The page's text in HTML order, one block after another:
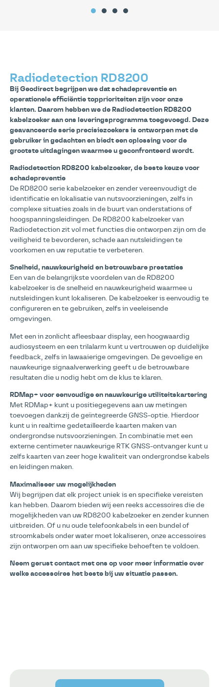
Radiodetection RD8200
Bij Geodirect begrijpen we dat schadepreventie en
operationele efficiëntie topprioriteiten zijn voor onze
klanten. Daarom hebben we de Radiodetection RD8200
kabelzoeker aan ons leveringsprogramma toegevoegd. Deze
geavanceerde serie precisiezoekers is ontworpen met de
gebruiker in gedachten en biedt een oplossing voor de
grootste uitdagingen waarmee u geconfronteerd wordt.
Radiodetection RD8200 kabelzoeker, de beste keuze voor
schadepreventie
De RD8200 serie kabelzoeker en zender vereenvoudigt de
identificatie en lokalisatie van nutsvoorzieningen, zelfs in
complexe situaties zoals in de buurt van onderstations of
hoogspanningsleidingen. De RD8200 kabelzoeker van
Radiodetection zit vol met functies die ontworpen zijn om de
veiligheid te bevorderen, schade aan nutsleidingen te
voorkomen en uw reputatie te verbeteren.
Snelheid, nauwkeurigheid en betrouwbare prestaties
Een van de belangrijkste voordelen van de RD8200
kabelzoeker is de snelheid en nauwkeurigheid waarmee u
nutsleidingen kunt lokaliseren. De kabelzoeker is eenvoudig te
configureren en te gebruiken, zelfs in veeleisende
omgevingen.
Met een in zonlicht afleesbaar display, een hoogwaardig
audiosysteem en een trilalarm kunt u vertrouwen op duidelijke
feedback, zelfs in lawaaierige omgevingen. De gevoelige en
nauwkeurige signaalverwerking geeft u de betrouwbare
resultaten die u nodig hebt om de klus te klaren.
RDMap+ voor eenvoudige en nauwkeurige utiliteitskartering
Met RDMap+ kunt u positiegegevens aan uw metingen
toevoegen dankzij de geïntegreerde GNSS-optie. Hierdoor
kunt u in realtime gedetailleerde kaarten maken van
ondergrondse nutsvoorzieningen. In combinatie met een
externe centimeter nauwkeurige RTK GNSS-ontvanger kunt u
zelfs kaarten van zeer hoge kwaliteit van ondergrondse kabels
en leidingen maken.
Maximaliseer uw mogelijkheden
Wij begrijpen dat elk project uniek is en specifieke vereisten
kan hebben. Daarom bieden wij een reeks accessoires die de
mogelijkheden van uw RD8200 kabelzoeker en zender kunnen
uitbreiden. Of u nu oude telefoonkabels in een bundel of
stroomkabels onder water moet lokaliseren, onze accessoires
zijn ontworpen om aan uw specifieke behoeften te voldoen.
Neem gerust contact met ons op voor meer informatie over
welke accessoires het beste bij uw situatie passen.